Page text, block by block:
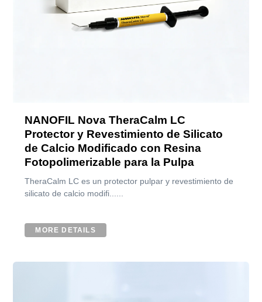
NANOFIL Nova TheraCalm LC
Protector y Revestimiento de Silicato
de Calcio Modificado con Resina
Fotopolimerizable para la Pulpa
TheraCalm LC es un protector pulpar y revestimiento de
silicato de calcio modifi......
MORE DETAILS